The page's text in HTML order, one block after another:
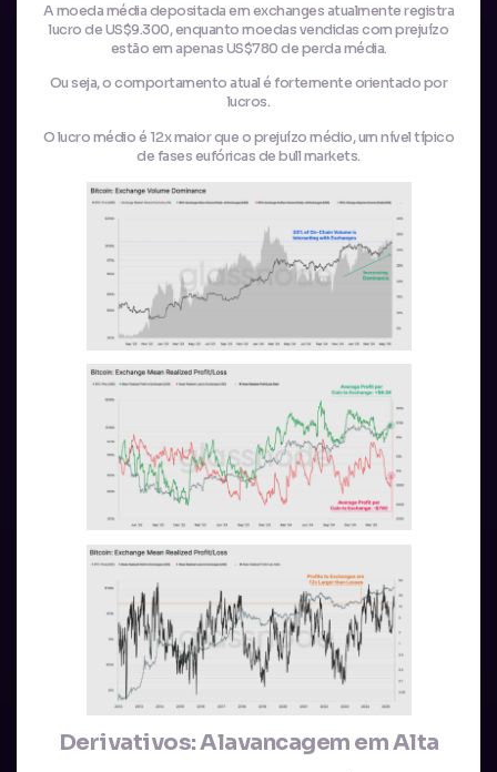
A moeda média depositada em exchanges atualmente registra
lucro de US$9.300, enquanto moedas vendidas com prejuízo
estão em apenas US$780 de perda média.
Ou seja, o comportamento atual é fortemente orientado por
lucros.
O lucro médio é 12x maior que o prejuízo médio, um nível típico
de fases eufóricas de bull markets.
Derivativos: Alavancagem em Alta